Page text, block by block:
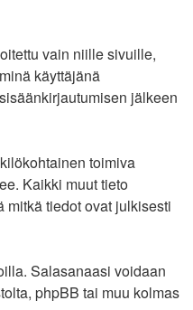
vain niille sivuille,
käyttäjänä
jälkeen
toimiva
Kaikki muut tieto
tiedot ovat julkisesti
Salasanaasi voidaan
phpBB tai muu kolmas